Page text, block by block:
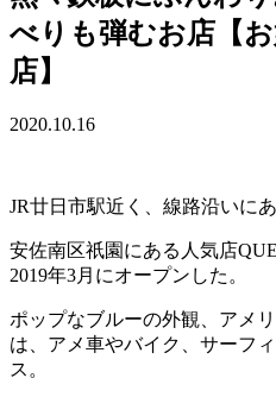
べりも弾むお店【
店】
2020.10.16
JR廿日市駅近く、線路沿いに
安佐南区祇園にある人気店
2019年3月にオープンした。
ポップなブルーの外観、アメ
は、アメ車やバイク、サーフ
ス。